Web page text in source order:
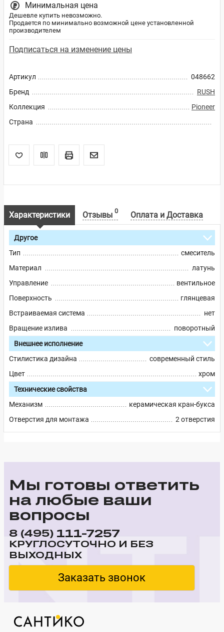
Артикул
048662
Бренд
RUSH
Коллекция
Pioneer
Страна
Минимальная цена
Дешевле купить невозможно.
Продается по минимально возможной цене установленной
производителем
Подписаться на изменение цены
Характеристики Отзывы 0 Оплата и Доставка
Другое
Тип
смеситель
Материал
латунь
Управление
вентильное
Поверхность
глянцевая
Встраиваемая система
нет
Вращение излива
поворотный
Внешнее исполнение
Стилистика дизайна
современный стиль
Цвет
хром
Технические свойства
Механизм
керамическая кран-букса
Отверстия для монтажа
2 отверстия
Мы готовы ответить
на любые ваши
вопросы
8 (495) 111-7257
КРУГЛОСУТОЧНО И БЕЗ
ВЫХОДНЫХ
Заказать звонок